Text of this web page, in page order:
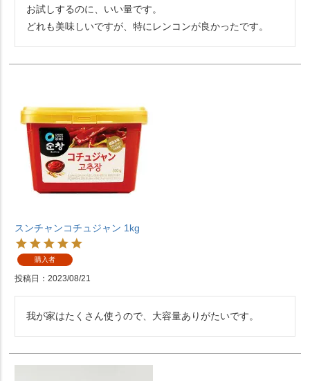
お試しするのに、いい量です。
どれも美味しいですが、特にレンコンが良かったです。
スンチャンコチュジャン 1kg
購入者
投稿日 2023/08/21
我が家はたくさん使うので、大容量ありがたいです。